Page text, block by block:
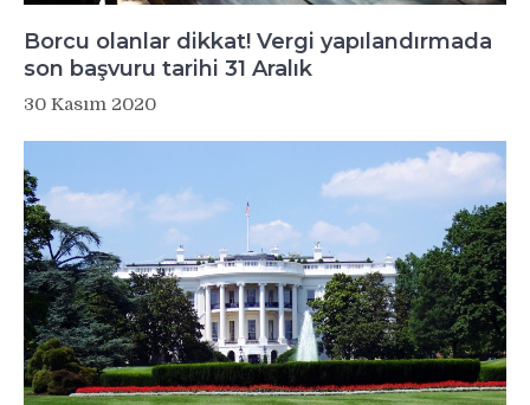
Borcu olanlar dikkat! Vergi yapılandırmada
son başvuru tarihi 31 Aralık
30 Kasım 2020